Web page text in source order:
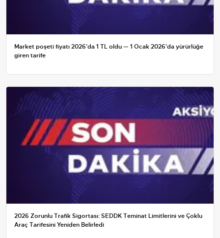
Market poşeti fiyatı 2026'da 1 TL oldu — 1 Ocak 2026'da yürürlüğe
giren tarife
2026 Zorunlu Trafik Sigortası: SEDDK Teminat Limitlerini ve Çoklu
Araç Tarifesini Yeniden Belirledi